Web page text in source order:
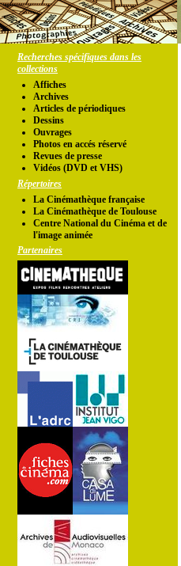
Recherches spécifiques dans les
collections
Affiches
Archives
Articles de périodiques
Dessins
Ouvrages
Photos en accés réservé
Revues de presse
Vidéos (DVD et VHS)
Répertoires
La Cinémathèque française
La Cinémathèque de Toulouse
Centre National du Cinéma et de
l'image animée
Partenaires